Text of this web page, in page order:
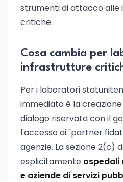
strumenti di attacco
critiche.
Cosa cambia per
infrastrutture
Per i laboratori
immediato è la
dialogo riservata con il
l'accesso ai "partner
agenzie. La sezione 2(c)
esplicitamente ospedali
e aziende di servizi